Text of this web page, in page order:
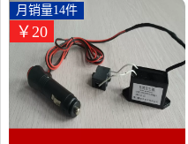
醛除味杀菌 车用
￥20
月销量14件